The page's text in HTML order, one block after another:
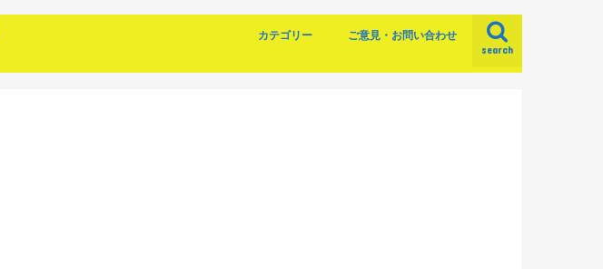
search
カテゴリー
資産運用
実践記録 投資信託
株式投資
ポイント投資
仮想通貨
株主優待
節約
サービス紹介
本から学ぶ 世界一やさしい株の教科
２０代からの貯金と投資
借金
お知らせ
ご意見・お問い合わせ